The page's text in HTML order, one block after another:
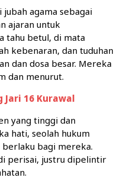
agama sebagai
ajaran untuk
tahu betul, di mata
kebenaran, dan tuduhan
dan dosa besar. Mereka
dan menurut.
Jari 16 Kurawal
yang tinggi dan
hati, seolah hukum
berlaku bagi mereka.
perisai, justru dipelintir